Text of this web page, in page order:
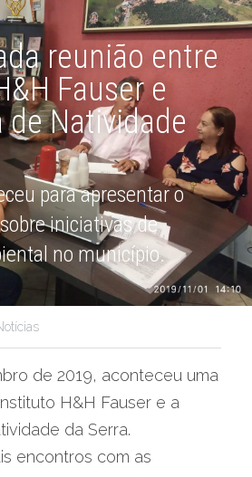
reunião entre
Fauser e
Natividade
para apresentar o
iniciativas de
no município.
de 2019, aconteceu uma
H&H Fauser e a
da Serra.
encontros com as